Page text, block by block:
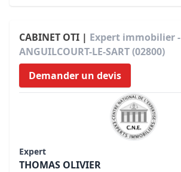
CABINET OTI | Expert immobilier -
ANGUILCOURT-LE-SART (02800)
Demander un devis
Expert
THOMAS OLIVIER